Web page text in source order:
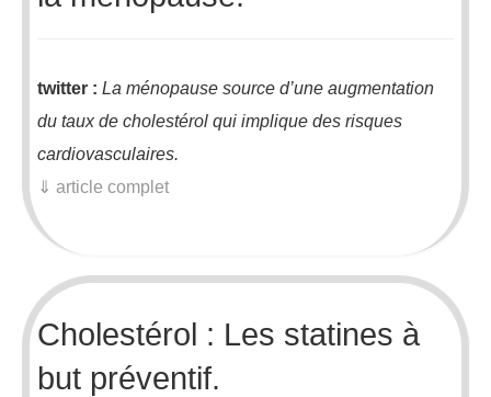
twitter : La ménopause source d’une augmentation
du taux de cholestérol qui implique des risques
cardiovasculaires.
⇓ article complet
Cholestérol : Les statines à
but préventif.